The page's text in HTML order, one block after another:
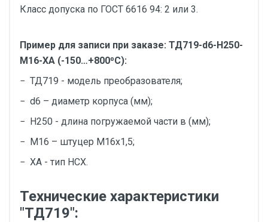
Класс допуска по ГОСТ 6616 94: 2 или 3.
Пример для записи при заказе: ТД719-d6-H250-
М16-ХА (-150…+800⁰С):
− ТД719 - модель преобразователя;
− d6 – диаметр корпуса (мм);
− Н250 - длина погружаемой части в (мм);
− М16 – штуцер М16х1,5;
− ХА - тип НСХ.
Технические характеристики
"ТД719":